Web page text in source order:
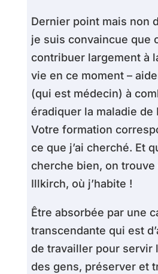
Dernier point mais non
je suis convaincue que
contribuer largement à
vie en ce moment –
(qui est médecin) à
éradiquer la maladie de
Votre formation
ce que j’ai cherché. Et
cherche bien, on trouve
Illkirch, où j’habite !
Être absorbée par une
transcendante qui est
de travailler pour servir
des gens, préserver et